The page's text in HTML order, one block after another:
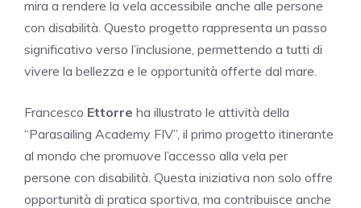
mira a rendere la vela accessibile anche alle persone
con disabilità. Questo progetto rappresenta un passo
significativo verso l’inclusione, permettendo a tutti di
vivere la bellezza e le opportunità offerte dal mare.
Francesco Ettorre ha illustrato le attività della
“Parasailing Academy FIV”, il primo progetto itinerante
al mondo che promuove l’accesso alla vela per
persone con disabilità. Questa iniziativa non solo offre
opportunità di pratica sportiva, ma contribuisce anche